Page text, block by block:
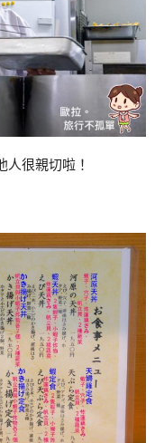
人很親切啦！